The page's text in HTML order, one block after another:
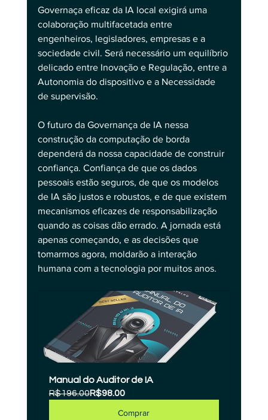
Governaça eficaz da IA local exigirá uma
colaboração multifacetada entre
engenheiros, legisladores, empresas e a
sociedade civil. Será necessário um equilíbrio
delicado entre Inovação e Regulação, entre a
Autonomia do dispositivo e a Necessidade
de supervisão.
O futuro da Governança de IA nessa
construção da computação de borda
dependerá da nossa capacidade de construir
confiança. Confiança de que os dados
pessoais estão seguros, de que os modelos
de IA são justos e robustos, e de que existem
mecanismos eficazes de responsabilização
quando as coisas dão errado. A jornada está
apenas começando, e as decisões que
tomarmos agora, moldarão a interação
humana com a tecnologia por muitos anos.
Manual do Auditor de IA
R$196.00R$98.00
Comprar